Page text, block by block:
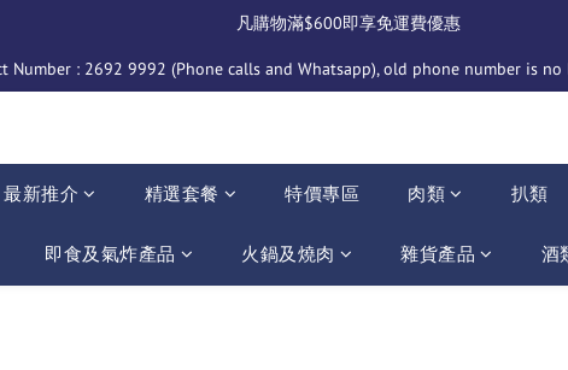
凡購物滿$600即享免運費優惠
Number : 2692 9992 (Phone calls and Whatsapp), old phone number is
最新推介 精選套餐 特價專區 肉類 扒類
即食及氣炸產品 火鍋及燒肉 雜貨產品 酒